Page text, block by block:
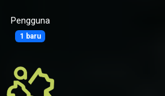
Pengguna
1 baru